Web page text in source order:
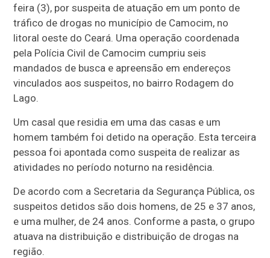
feira (3), por suspeita de atuação em um ponto de
tráfico de drogas no município de Camocim, no
litoral oeste do Ceará. Uma operação coordenada
pela Polícia Civil de Camocim cumpriu seis
mandados de busca e apreensão em endereços
vinculados aos suspeitos, no bairro Rodagem do
Lago.
Um casal que residia em uma das casas e um
homem também foi detido na operação. Esta terceira
pessoa foi apontada como suspeita de realizar as
atividades no período noturno na residência.
De acordo com a Secretaria da Segurança Pública, os
suspeitos detidos são dois homens, de 25 e 37 anos,
e uma mulher, de 24 anos. Conforme a pasta, o grupo
atuava na distribuição e distribuição de drogas na
região.